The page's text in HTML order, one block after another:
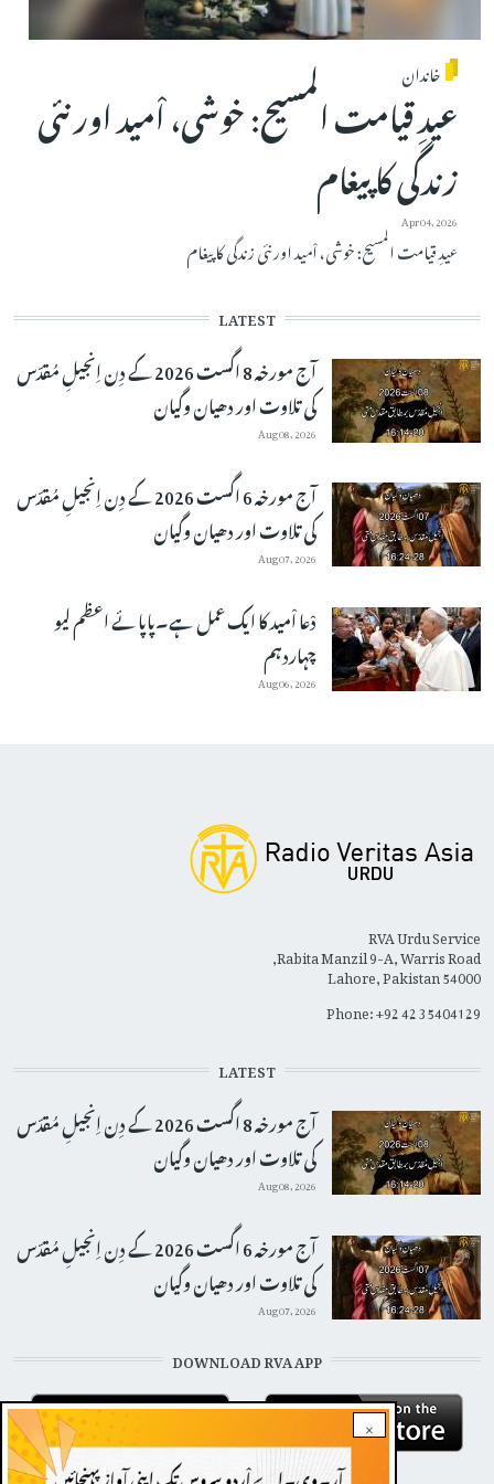
خاندان
عیدِ قیامت المسیح: خوشی، اْمید اور نئی
زندگی کا پیغام
Apr 04, 2026
عیدِ قیامت المسیح: خوشی، اْمید اور نئی زندگی کا پیغام
LATEST
آج مورخہ 8 اگست 2026 کے دِن اِنجیلِ مُقدّس
کی تلاوت اور دھیان وگیان
Aug 08, 2026
آج مورخہ 6 اگست 2026 کے دِن اِنجیلِ مُقدّس
کی تلاوت اور دھیان وگیان
Aug 07, 2026
دْعا اْمید کا ایک عمل ہے۔پاپائے اعظم لیو
چہاردہم
Aug 06, 2026
×
RVA Urdu Service
Rabita Manzil 9-A, Warris Road,
Lahore, Pakistan 54000
Phone: +92 42 35404129
LATEST
آج مورخہ 8 اگست 2026 کے دِن اِنجیلِ مُقدّس
کی تلاوت اور دھیان وگیان
Aug 08, 2026
آج مورخہ 6 اگست 2026 کے دِن اِنجیلِ مُقدّس
کی تلاوت اور دھیان وگیان
Aug 07, 2026
DOWNLOAD RVA APP